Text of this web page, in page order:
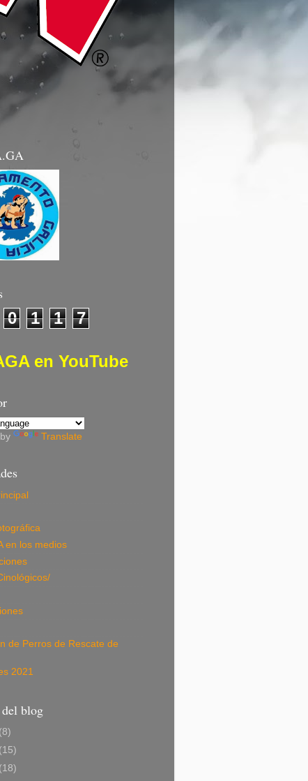
0 1 1 7
en YouTube
Translate
en los medios
de Perros de Rescate de
2021
blog
(8)
(15)
(18)